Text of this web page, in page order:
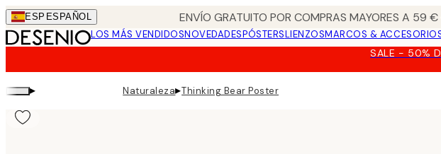
Skip
to
main
ESP ESPAÑOL ENVÍO GRATUITO POR COMPRAS MAYORES A 59
LOS MÁS VENDIDOSNOVEDADESPÓSTERSLIENZOSMARCOS &
SALE - 50%
▸ Naturaleza▸Thinking Bear Poster